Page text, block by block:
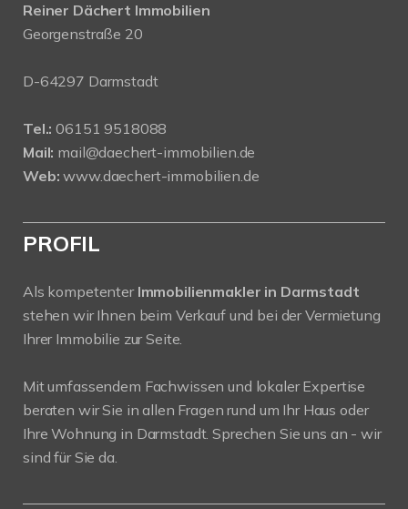
Reiner Dächert Immobilien
Georgenstraße 20
D-64297 Darmstadt
Tel.: 06151 9518088
Mail: mail@daechert-immobilien.de
Web: www.daechert-immobilien.de
PROFIL
Als kompetenter Immobilienmakler in Darmstadt
stehen wir Ihnen beim Verkauf und bei der Vermietung
Ihrer Immobilie zur Seite.
Mit umfassendem Fachwissen und lokaler Expertise
beraten wir Sie in allen Fragen rund um Ihr Haus oder
Ihre Wohnung in Darmstadt. Sprechen Sie uns an - wir
sind für Sie da.